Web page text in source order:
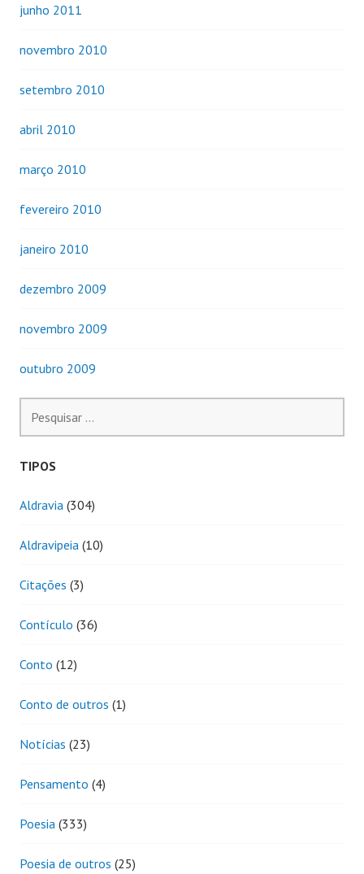
junho 2011
novembro 2010
setembro 2010
abril 2010
março 2010
fevereiro 2010
janeiro 2010
dezembro 2009
novembro 2009
outubro 2009
por:
TIPOS
Aldravia (304)
Aldravipeia (10)
Citações (3)
Contículo (36)
Conto (12)
Conto de outros (1)
Notícias (23)
Pensamento (4)
Poesia (333)
Poesia de outros (25)